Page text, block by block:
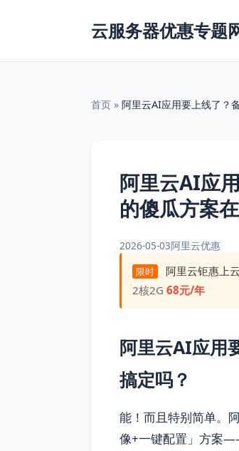
云服务器优惠专题
首页 » 阿里云AI应用要上线了？
阿里云AI应
的傻瓜方案
2026-05-03阿里云优惠
限时 阿里云钜惠上云
2核2G68元/年
阿里云AI应用
搞定吗？
能！而且特别简单。
像+一键配置」方案